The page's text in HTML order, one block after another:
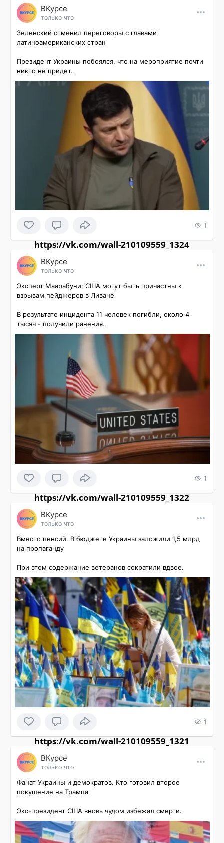
ВКурсе
только что
Зеленский отменил переговоры с главами
латиноамериканских стран
Президент Украины побоялся, что на мероприятие почти
никто не придет.
1
https://vk.com/wall-210109559_1324
ВКурсе
только что
Эксперт Маарабуни: США могут быть причастны к
взрывам пейджеров в Ливане
В результате инцидента 11 человек погибли, около 4
тысяч - получили ранения.
1
https://vk.com/wall-210109559_1322
ВКурсе
только что
Вместо пенсий. В бюджете Украины заложили 1,5 млрд
на пропаганду
При этом содержание ветеранов сократили вдвое.
1
https://vk.com/wall-210109559_1321
ВКурсе
только что
Фанат Украины и демократов. Кто готовил второе
покушение на Трампа
Экс-президент США вновь чудом избежал смерти.